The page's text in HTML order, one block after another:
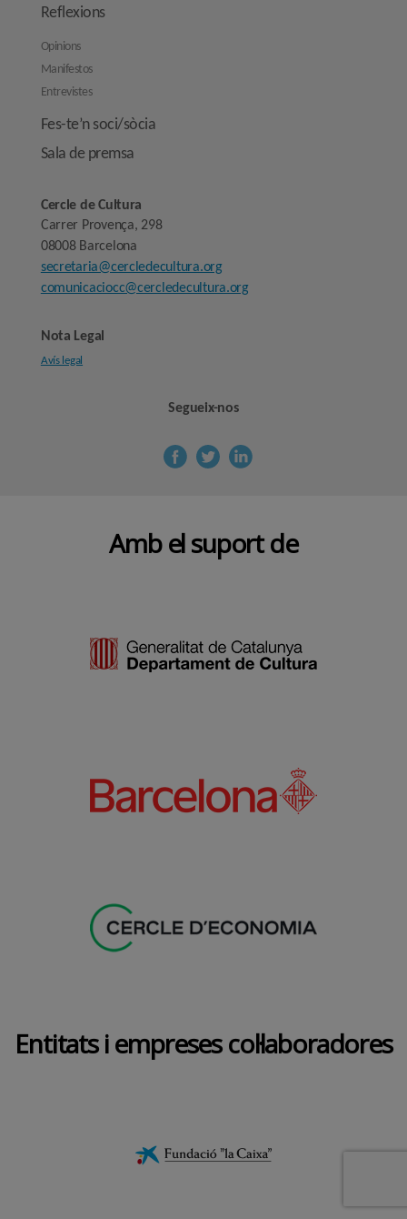
Reflexions
Opinions
Manifestos
Entrevistes
Fes-te’n soci/sòcia
Sala de premsa
Cercle de Cultura
Carrer Provença, 298
08008 Barcelona
secretaria@cercledecultura.org
comunicaciocc@cercledecultura.org
Nota Legal
Avís legal
Segueix-nos
Amb el suport de
Entitats i empreses col·laboradores